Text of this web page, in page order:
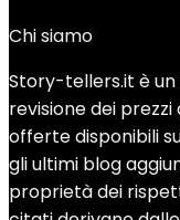
Chi siamo
Story-tellers.it è
revisione dei
offerte disponibili
gli ultimi blog
proprietà dei